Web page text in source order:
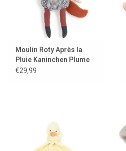
Moulin Roty Après la
Pluie Kaninchen Plume
€29,99